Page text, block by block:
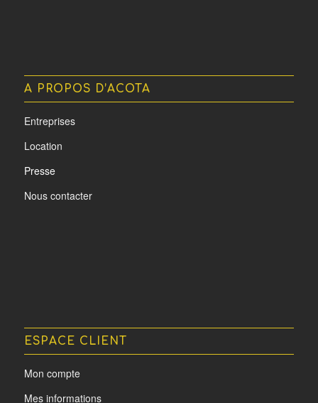
A PROPOS D’ACOTA
Entreprises
Location
Presse
Nous contacter
ESPACE CLIENT
Mon compte
Mes informations